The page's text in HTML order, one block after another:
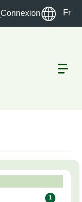
Connexion Fr
1